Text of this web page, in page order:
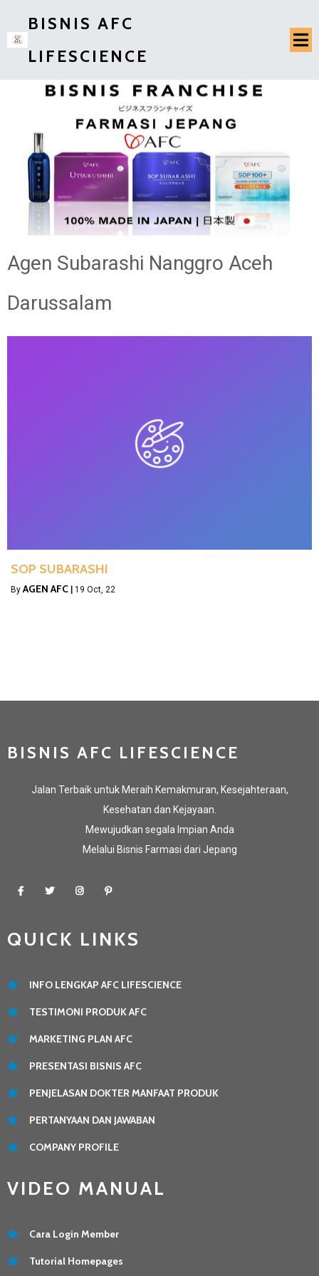
BISNIS AFC
LIFESCIENCE
Agen Subarashi Nanggro Aceh
Darussalam
SOP SUBARASHI
By AGEN AFC | 19 Oct, 22
BISNIS AFC LIFESCIENCE
Jalan Terbaik untuk Meraih Kemakmuran, Kesejahteraan,
Kesehatan dan Kejayaan.
Mewujudkan segala Impian Anda
Melalui Bisnis Farmasi dari Jepang
QUICK LINKS
INFO LENGKAP AFC LIFESCIENCE
TESTIMONI PRODUK AFC
MARKETING PLAN AFC
PRESENTASI BISNIS AFC
PENJELASAN DOKTER MANFAAT PRODUK
PERTANYAAN DAN JAWABAN
COMPANY PROFILE
VIDEO MANUAL
Cara Login Member
Tutorial Homepages